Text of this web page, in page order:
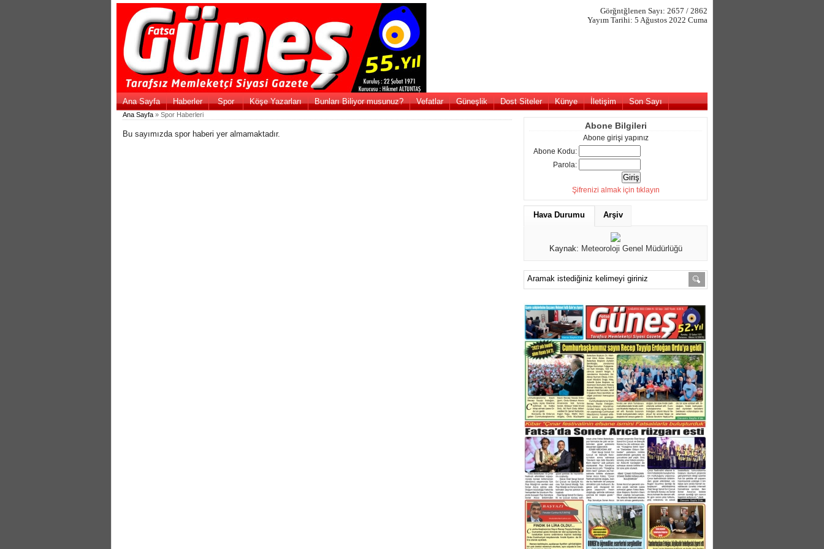
Görğntğlenen Sayı: 2657 / 2862
Yayım Tarihi: 5 Ağustos 2022 Cuma
Ana Sayfa Haberler Spor Köşe Yazarları Bunları Biliyor musunuz? Vefatlar Güneşlik Dost Siteler Künye İletişim Son Sayı
Ana Sayfa » Spor Haberleri
Bu sayımızda spor haberi yer almamaktadır.
Abone Bilgileri
Abone girişi yapınız
Abone Kodu:
Parola:
Şifrenizi almak için tıklayın
Hava Durumu Arşiv
Kaynak: Meteoroloji Genel Müdürlüğü